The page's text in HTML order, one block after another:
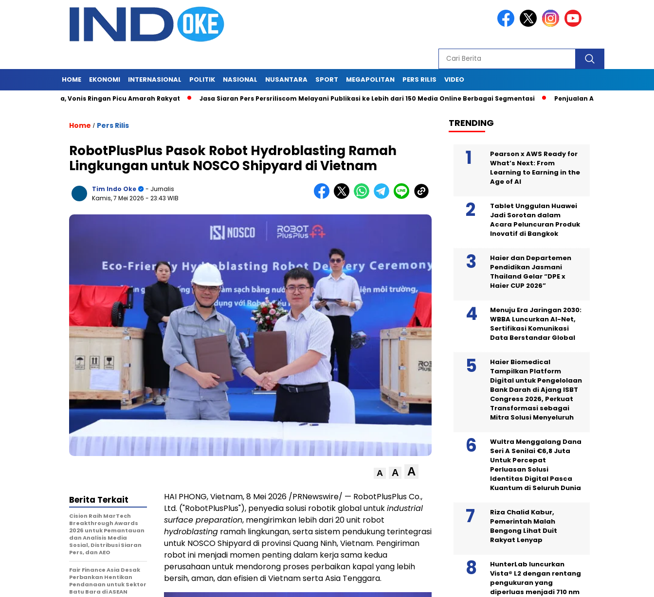
HOME EKONOMI INTERNASIONAL POLITIK NASIONAL NUSANTARA SPORT MEGAPOLITAN PERS RILIS VIDEO
Vonis Ringan Picu Amarah Rakyat Jasa Siaran Pers Persriliscom Melayani Publikasi ke Lebih dari 150 Media Online Berbagai Segmentasi Penjualan Anjlok, Coca Cola Tutup
Home / Pers Rilis
RobotPlusPlus Pasok Robot Hydroblasting Ramah
Lingkungan untuk NOSCO Shipyard di Vietnam
Tim Indo Oke
- Jurnalis
Kamis, 7 Mei 2026 - 23:43 WIB
A A A
HAI PHONG, Vietnam,8 Mei 2026 /PRNewswire/ — RobotPlusPlus Co.,
Ltd. ("RobotPlusPlus"), penyedia solusi robotik global untukindustrial
surface preparation, mengirimkan lebih dari 20 unit robot
hydroblasting ramah lingkungan, serta sistem pendukung terintegrasi
untuk NOSCO Shipyard di provinsi Quang Ninh, Vietnam. Pengiriman
robot ini menjadi momen penting dalam kerja sama kedua
perusahaan untuk mendorong proses perbaikan kapal yang lebih
bersih, aman, dan efisien di Vietnam serta Asia Tenggara.
Berita Terkait
Cision Raih MarTech
Breakthrough Awards
2026 untuk Pemantauan
dan Analisis Media
Sosial, Distribusi Siaran
Pers, dan AEO
Fair Finance Asia Desak
Perbankan Hentikan
Pendanaan untuk Sektor
Batu Bara di ASEAN
TRENDING
Pearson x AWS Ready for
What’s Next: From
Learning to Earning in the
Age of AI
Tablet Unggulan Huawei
Jadi Sorotan dalam
Acara Peluncuran Produk
Inovatif di Bangkok
Haier dan Departemen
Pendidikan Jasmani
Thailand Gelar “DPE x
Haier CUP 2026”
Menuju Era Jaringan 2030:
WBBA Luncurkan AI-Net,
Sertifikasi Komunikasi
Data Berstandar Global
Haier Biomedical
Tampilkan Platform
Digital untuk Pengelolaan
Bank Darah di Ajang ISBT
Congress 2026, Perkuat
Transformasi sebagai
Mitra Solusi Menyeluruh
Wultra Menggalang Dana
Seri A Senilai €6,8 Juta
Untuk Percepat
Perluasan Solusi
Identitas Digital Pasca
Kuantum di Seluruh Dunia
Riza Chalid Kabur,
Pemerintah Malah
Bengong Lihat Duit
Rakyat Lenyap
HunterLab luncurkan
Vista® L2 dengan rentang
pengukuran yang
diperluas menjadi 710 nm